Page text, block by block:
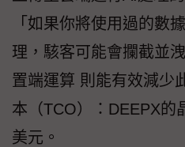
「如果你將使用過的數
理，駭客可能會攔截並
置端運算 則能有效減少
本（TCO）：DEEPX的
美元。